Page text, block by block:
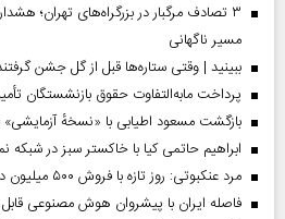
۳ تصادف مرگبار در بزرگراه‌های تهران؛
مسیر ناگهانی
ببینید | وقتی ستاره‌ها قبل از گل جشن
پرداخت مابه‌التفاوت حقوق بازنشستگان
بازگشت مسعود اطیابی با «نسخهٔ آزمایشی»
ابراهیم حاتمی کیا با خاکستر سبز در شبکه
مرد عنکبوتی: روز تازه با فروش ۵۰۰ میلیون دلاری در آمریکا رکوردشکنی کرد
فاصله ایران با پیشرو‌ان هوش مصنوعی